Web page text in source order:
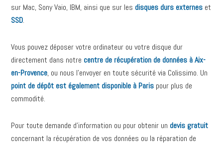
sur Mac, Sony Vaio, IBM, ainsi que sur les disques durs externes et
SSD.
Vous pouvez déposer votre ordinateur ou votre disque dur
directement dans notre centre de récupération de données à Aix-
en-Provence, ou nous l’envoyer en toute sécurité via Colissimo. Un
point de dépôt est également disponible à Paris pour plus de
commodité.
Pour toute demande d’information ou pour obtenir un devis gratuit
concernant la récupération de vos données ou la réparation de